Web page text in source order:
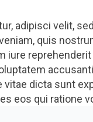
adipisci velit,
quis
dicta sunt
eos qui ratione